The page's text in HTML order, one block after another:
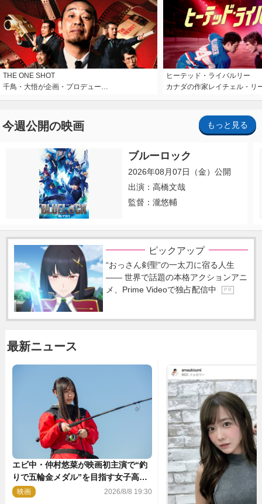
THE ONE SHOT
千鳥・大悟が企画・プロデュー…
ヒーテッド・ライバルリー
カナダの作家レイチェル・リ
今週公開の映画 もっと見る
ブルーロック
2026年08月07日（金）公開
出演：高橋文哉
監督：瀧悠輔
ピックアップ
“おっさん剣聖”の一太刀に宿る人生
―― 世界で話題の本格アクションアニ
メ、Prime Videoで独占配信中
P R
最新ニュース
エビ中・仲村悠菜が映画初主演で“釣
りで五輪金メダル”を目指す女子高生
に！ 映画『つりこまち』今秋公開
映画 2026/8/8 19:30